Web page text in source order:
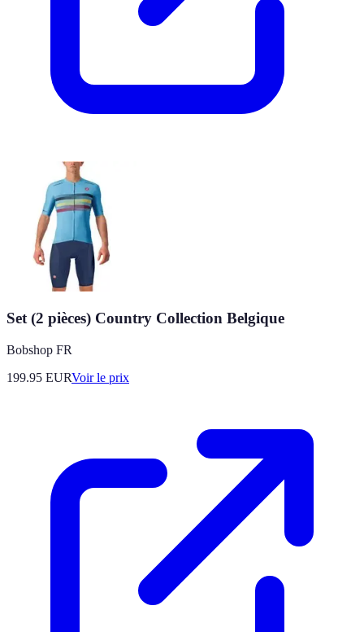
Set (2 pièces) Country Collection Belgique
Bobshop FR
199.95 EURVoir le prix